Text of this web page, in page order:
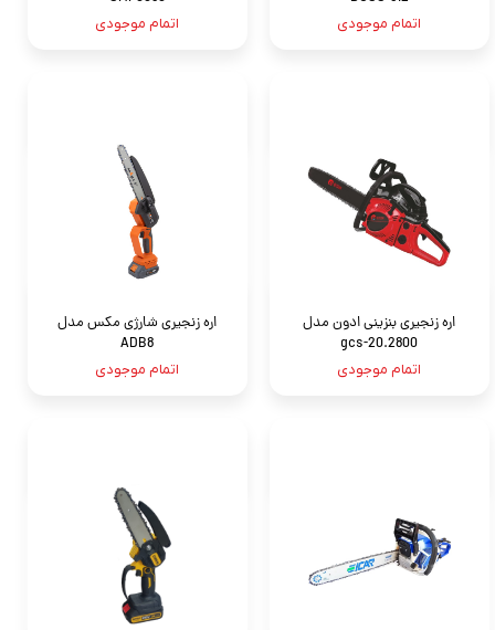
اتمام موجودی اتمام موجودی
اره زنجیری بنزینی ادون مدل
gcs-20.2800
اتمام موجودی
اره زنجیری شارژی مکس مدل
ADB8
اتمام موجودی